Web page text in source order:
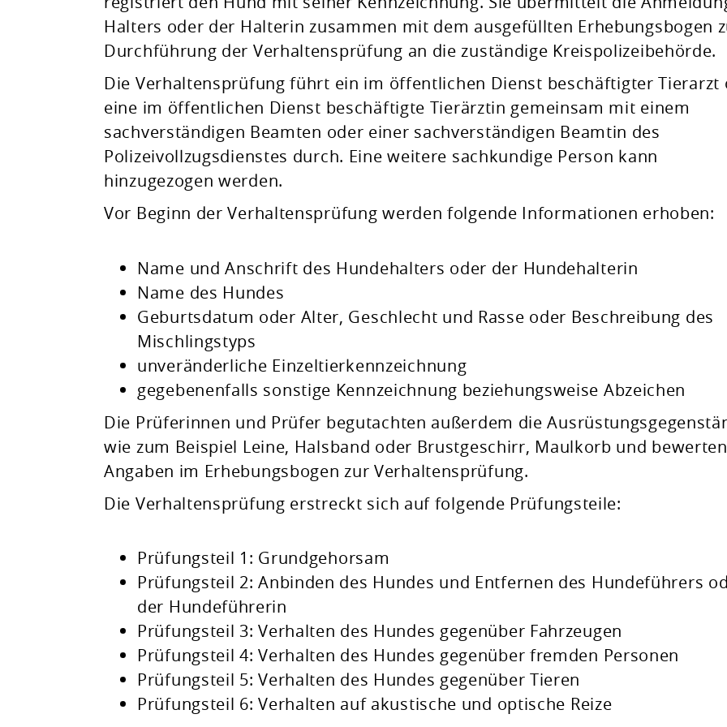
Halters oder der Halterin zusammen mit dem ausgefüllten Erhebungsbogen
Durchführung der Verhaltensprüfung an die zuständige Kreispolizeibehörde.
Die Verhaltensprüfung führt ein im öffentlichen Dienst beschäftigter Tierarzt
eine im öffentlichen Dienst beschäftigte Tierärztin gemeinsam mit einem
sachverständigen Beamten oder einer sachverständigen Beamtin des
Polizeivollzugsdienstes durch. Eine weitere sachkundige Person kann
hinzugezogen werden.
Vor Beginn der Verhaltensprüfung werden folgende Informationen erhoben:
Name und Anschrift des Hundehalters oder der Hundehalterin
Name des Hundes
Geburtsdatum oder Alter, Geschlecht und Rasse oder Beschreibung des
Mischlingstyps
unveränderliche Einzeltierkennzeichnung
gegebenenfalls sonstige Kennzeichnung beziehungsweise Abzeichen
Die Prüferinnen und Prüfer begutachten außerdem die
wie zum Beispiel Leine, Halsband oder Brustgeschirr, Maulkorb und
Angaben im Erhebungsbogen zur Verhaltensprüfung.
Die Verhaltensprüfung erstreckt sich auf folgende Prüfungsteile:
Prüfungsteil 1: Grundgehorsam
Prüfungsteil 2: Anbinden des Hundes und Entfernen des Hundeführers
der Hundeführerin
Prüfungsteil 3: Verhalten des Hundes gegenüber Fahrzeugen
Prüfungsteil 4: Verhalten des Hundes gegenüber fremden Personen
Prüfungsteil 5: Verhalten des Hundes gegenüber Tieren
Prüfungsteil 6: Verhalten auf akustische und optische Reize